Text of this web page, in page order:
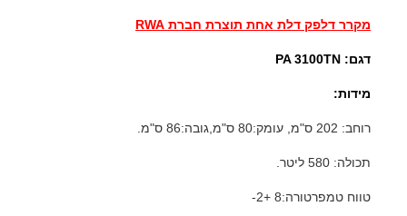
מקרר דלפק דלת אחת תוצרת חברת RWA
דגם: PA 3100TN
מידות:
רוחב: 202 ס"מ, עומק:80 ס"מ,גובה:86 ס"מ.
תכולה: 580 ליטר.
טווח טמפרטורה:8 +2-